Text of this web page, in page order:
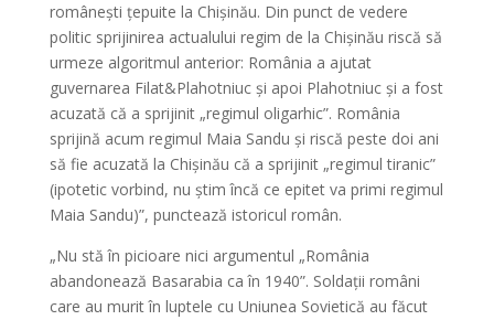
românești țepuite la Chișinău. Din punct de vedere
politic sprijinirea actualului regim de la Chișinău riscă să
urmeze algoritmul anterior: România a ajutat
guvernarea Filat&Plahotniuc și apoi Plahotniuc și a fost
acuzată că a sprijinit „regimul oligarhic”. România
sprijină acum regimul Maia Sandu și riscă peste doi ani
să fie acuzată la Chișinău că a sprijinit „regimul tiranic”
(ipotetic vorbind, nu știm încă ce epitet va primi regimul
Maia Sandu)”, punctează istoricul român.
„Nu stă în picioare nici argumentul „România
abandonează Basarabia ca în 1940”. Soldații români
care au murit în luptele cu Uniunea Sovietică au făcut